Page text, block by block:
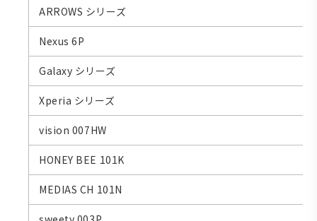
ARROWS シリーズ
Nexus 6P
Galaxy シリーズ
Xperia シリーズ
vision 007HW
HONEY BEE 101K
MEDIAS CH 101N